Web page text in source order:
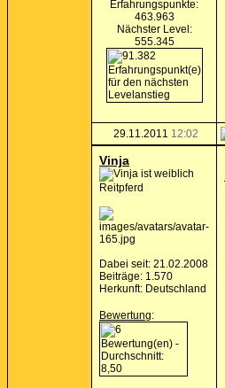
Erfahrungspunkte:
463.963
Nächster Level:
555.345
29.11.2011 12:02
Vinja
Reitpferd
Dabei seit: 21.02.2008
Beiträge: 1.570
Herkunft: Deutschland
Bewertung: